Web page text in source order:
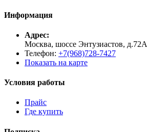
Информация
Адрес:
Москва, шоссе Энтузиастов, д.72А
Телефон: +7(968)728-7427
Показать на карте
Условия работы
Прайс
Где купить